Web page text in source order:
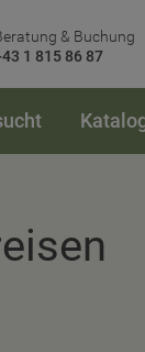
& Buchung
1 815 86 87